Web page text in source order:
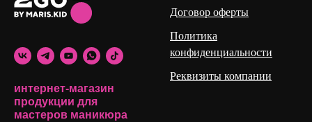
интернет-магазин
продукции для
мастеров маникюра
Договор оферты
Политика
конфиденциальности
Реквизиты компании